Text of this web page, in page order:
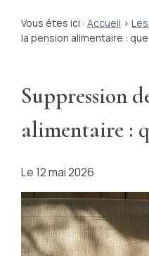
Vous êtes ici : Accueil >
la pension alimentaire :
Suppression
alimentaire :
Le12 mai 2026